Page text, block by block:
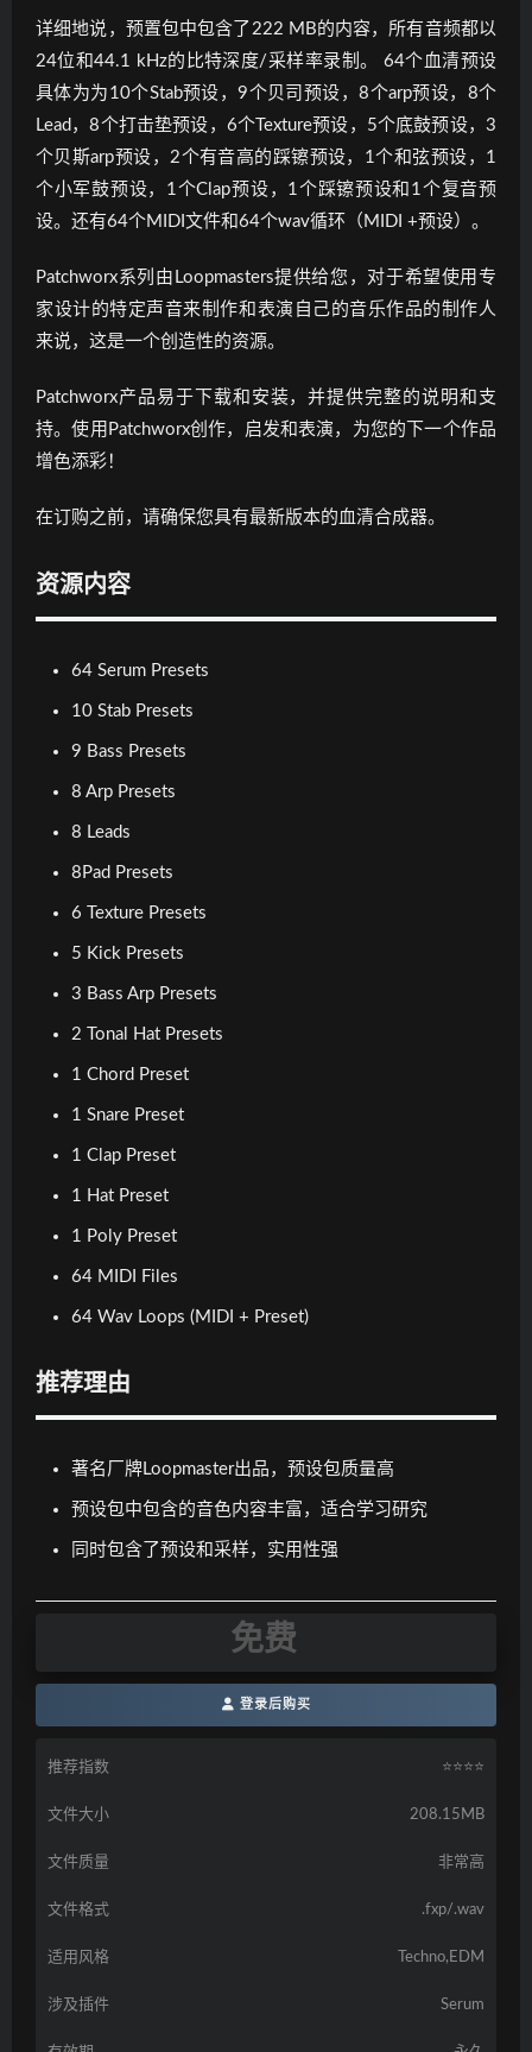
详细地说，预置包中包含了222 MB的内容，所有音频都以
24位和44.1 kHz的比特深度/采样率录制。 64个血清预设
具体为为10个Stab预设，9个贝司预设，8个arp预设，8个
Lead，8个打击垫预设，6个Texture预设，5个底鼓预设，3
个贝斯arp预设，2个有音高的踩镲预设，1个和弦预设，1
个小军鼓预设，1个Clap预设，1个踩镲预设和1个复音预
设。还有64个MIDI文件和64个wav循环（MIDI +预设）。
Patchworx系列由Loopmasters提供给您，对于希望使用专
家设计的特定声音来制作和表演自己的音乐作品的制作人
来说，这是一个创造性的资源。
Patchworx产品易于下载和安装，并提供完整的说明和支
持。使用Patchworx创作，启发和表演，为您的下一个作品
增色添彩！
在订购之前，请确保您具有最新版本的血清合成器。
资源内容
64 Serum Presets
10 Stab Presets
9 Bass Presets
8 Arp Presets
8 Leads
8Pad Presets
6 Texture Presets
5 Kick Presets
3 Bass Arp Presets
2 Tonal Hat Presets
1 Chord Preset
1 Snare Preset
1 Clap Preset
1 Hat Preset
1 Poly Preset
64 MIDI Files
64 Wav Loops (MIDI + Preset)
推荐理由
著名厂牌Loopmaster出品，预设包质量高
预设包中包含的音色内容丰富，适合学习研究
同时包含了预设和采样，实用性强
免费
登录后购买
推荐指数 ⭐️⭐️⭐️⭐️
文件大小 208.15MB
文件质量 非常高
文件格式 .fxp/.wav
适用风格 Techno,EDM
涉及插件 Serum